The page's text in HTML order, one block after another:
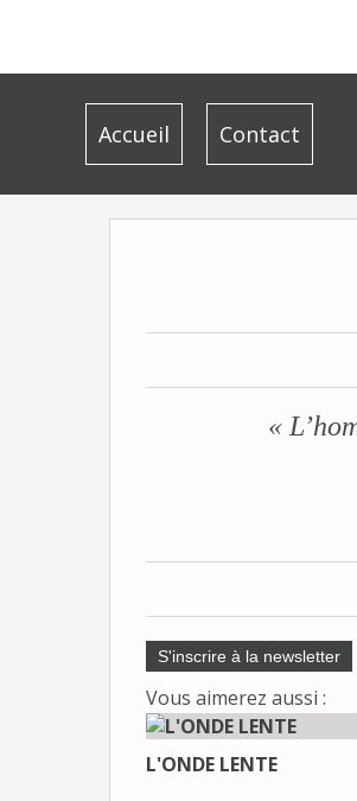
Accueil Contact
«
S'inscrire à la newsletter
Vous aimerez aussi :
L'ONDE LENTE